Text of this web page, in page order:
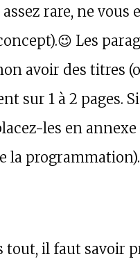
assez rare, ne vous
Les
avoir des titres
sur 1 à 2 pages.
les en annexe
la programmation).
tout, il faut savoir